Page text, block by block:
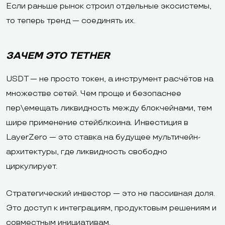
Если раньше рынок строил отдельные экосистемы,
то теперь тренд — соединять их.
ЗАЧЕМ ЭТО TETHER
USDT — не просто токен, а инструмент расчётов на
множестве сетей. Чем проще и безопаснее
пер\емещать ликвидность между блокчейнами, тем
шире применение стейблкоина. Инвестиция в
LayerZero — это ставка на будущее мультичейн-
архитектуры, где ликвидность свободно
циркулирует.
Стратегический инвестор — это не пассивная доля.
Это доступ к интеграциям, продуктовым решениям и
совместным инициативам.